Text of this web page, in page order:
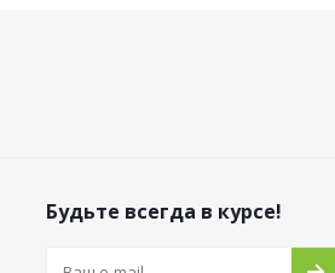
Будьте всегда в курсе!